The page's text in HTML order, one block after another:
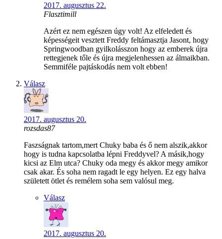
2017. augusztus 22.
Flasztimill
Azért ez nem egészen úgy volt! Az elfeledett és
képességeit vesztett Freddy feltámasztja Jasont, hogy
Springwoodban gyilkolásszon hogy az emberek újra
rettegjenek tőle és újra megjelenhessen az álmaikban.
Semmiféle pajtáskodás nem volt ebben!
Válasz
2017. augusztus 20.
rozsdas87
Faszságnak tartom,mert Chuky baba és ő nem alszik,akkor
hogy is tudna kapcsolatba lépni Freddyvel? A másik,hogy
kicsi az Elm utca? Chuky oda megy és akkor megy amikor
csak akar. És soha nem ragadt le egy helyen. Ez egy halva
született ötlet és remélem soha sem valósul meg.
Válasz
2017. augusztus 20.